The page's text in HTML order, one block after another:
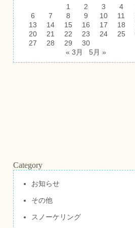
1
2 3 4
6
7 8 9 10 11
13
14 15 16 17 18
20
21 22 23 24 25
27
28 29
30
« 3月
5月 »
Category
お知らせ
その他
スノーケリング